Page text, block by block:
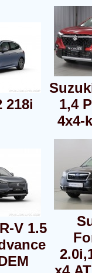
218i
1,4
4x4-
V 1.5